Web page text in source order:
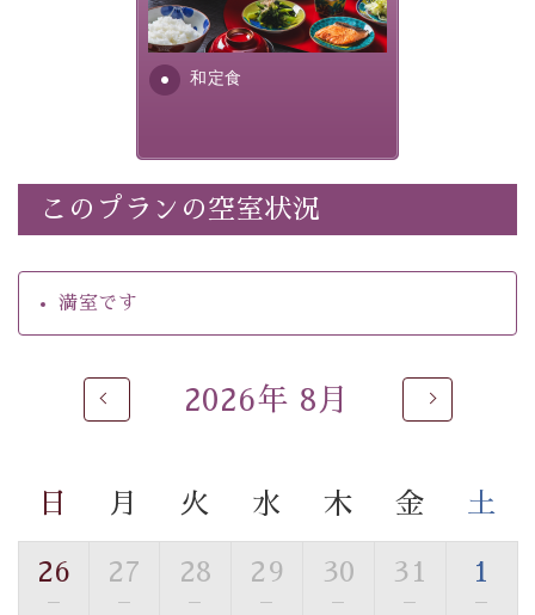
・チェックイン15時、チェックアウト10時
いう昔の暦による料理表現）
・朝食はこだわりの味噌汁をはじめとした和定食
【温泉】
自家源泉「美翠源泉」は酸化の進みが遅く新鮮で若返り
るご入浴をお愉しみください。
■お座敷風呂（大浴場）
す。
■貸切温泉風呂 （40分無料）
眺望はございませんが、源泉掛け流しの温泉の質を楽し
和定食
ふんだんに取り入れ、安心・
安全を心掛けた長野県産...
このプランの空室状況
満室です
2026年 8月
日 月 火 水 木 金 土
26
—
27
—
28
—
29
—
30
—
31
—
1
—